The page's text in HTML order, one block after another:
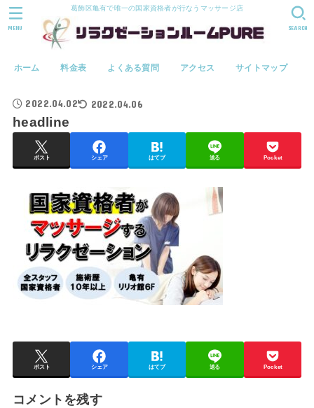
葛飾区亀有で唯一の国家資格者が行なうマッサージ店
ホーム 料金表 よくある質問 アクセス サイトマップ
SEARCH
MENU
2022.04.02 2022.04.06
headline
ポスト シェア はてブ 送る Pocket
ポスト シェア はてブ 送る Pocket
コメントを残す